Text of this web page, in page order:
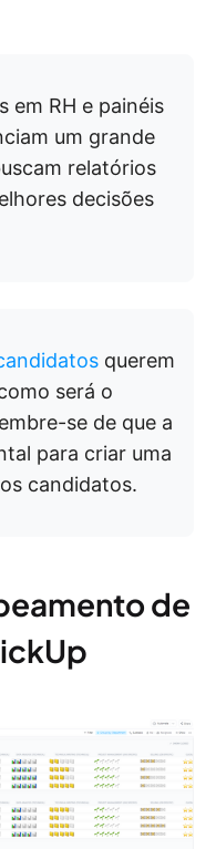
em RH e painéis
um grande
relatórios
decisões
querem
será o
se de que a
para criar uma
candidatos.
de